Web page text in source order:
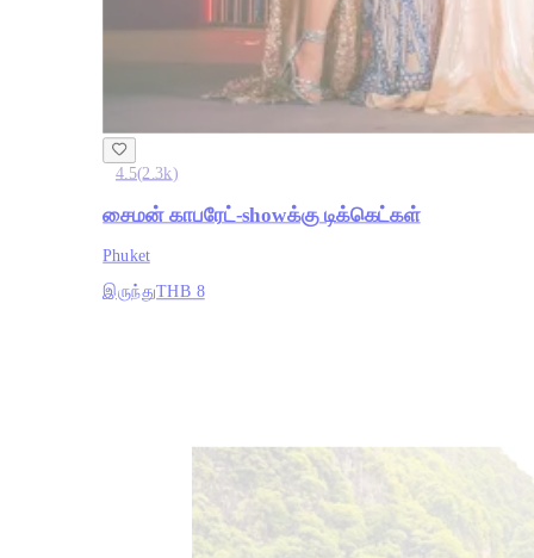
4.5(2.3k)
சைமன் காபரேட்-showக்கு டிக்கெட்கள்
Phuket
இருந்துTHB 8